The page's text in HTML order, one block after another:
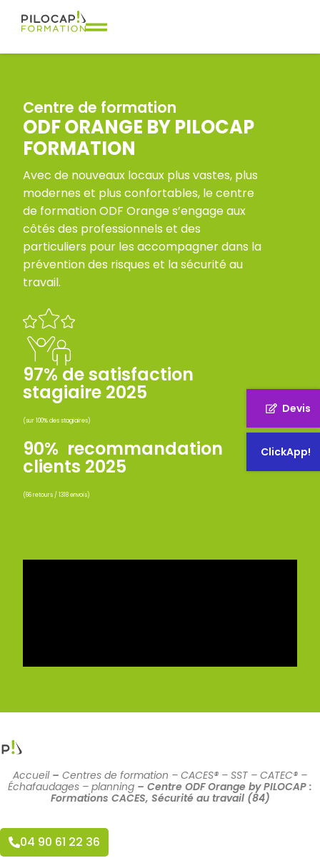
Devis
ClickApp!
Centre de formation
ODF ORANGE BY PILOCAP
FORMATION
Avec de nouveaux locaux plus vastes, plus
modernes et plus confortables, le centre
de formation ODF Orange s’engage aux
côtés des professionnels et des
particuliers pour les accompagner dans la
prévention des risques et la sécurité au
travail.
97% de satisfaction
stagiaire 2025
(sur 100% des stagiaires)
90% recommandation
clients 2025
(66 retours / 1318 envois)
Accueil– Centres de formation – CACES® – SST – CATEC® –
Échafaudages – planning – Centre ODF Orange by PILOCAP :
Formations CACES, Sécurité au travail (84)
04 90 61 22 36